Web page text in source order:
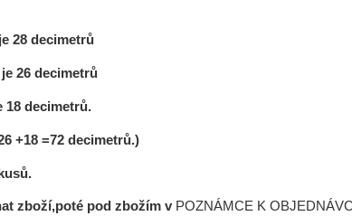
28 decimetrů
26 decimetrů
18 decimetrů.
+18 =72 decimetrů.)
zboží,poté pod zbožím v POZNÁMCE K